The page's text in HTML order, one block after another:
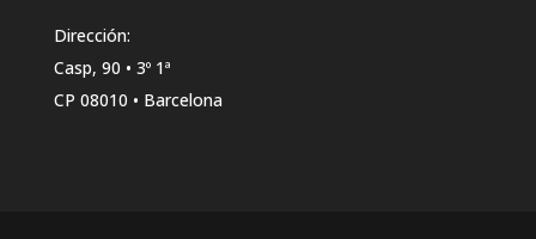
Dirección:
Casp, 90 • 3º 1ª
CP 08010 • Barcelona